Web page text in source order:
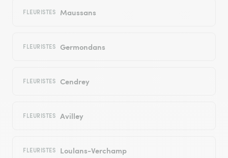
FLEURISTES Maussans
FLEURISTES Germondans
FLEURISTES Cendrey
FLEURISTES Avilley
FLEURISTES Loulans-Verchamp